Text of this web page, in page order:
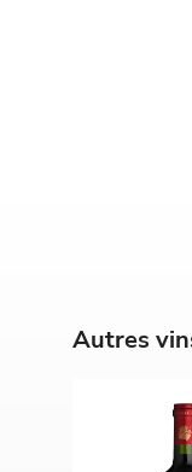
Autres